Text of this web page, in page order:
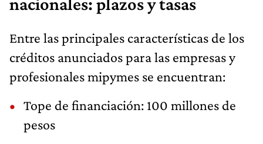
nacionales: plazos y tasas
Entre las principales características de los
créditos anunciados para las empresas y
profesionales mipymes se encuentran:
Tope de financiación: 100 millones de
pesos